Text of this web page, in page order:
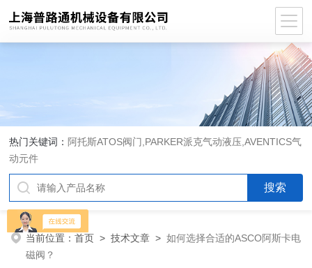
热门关键词： 阿托斯ATOS阀门,PARKER派克气动液压,AVENTICS气
动元件
当前位置：首页 >技术文章 >如何选择合适的ASCO阿斯卡电
磁阀？